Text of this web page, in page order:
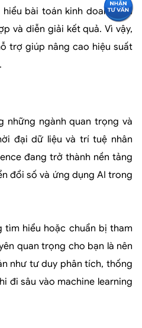
bài toán kinh doanh, lựa
và diễn giải kết quả. Vì vậy,
trợ giúp nâng cao hiệu suất
những ngành quan trọng và
đại dữ liệu và trí tuệ nhân
đang trở thành nền tảng
đổi số và ứng dụng AI trong
hiểu hoặc chuẩn bị tham
quan trọng cho bạn là nên
như tư duy phân tích, thống
đi sâu vào machine learning